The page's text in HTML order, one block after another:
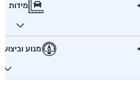
מידות
מנוע וביצועים